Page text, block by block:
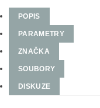
POPIS
PARAMETRY
ZNAČKA
SOUBORY
DISKUZE